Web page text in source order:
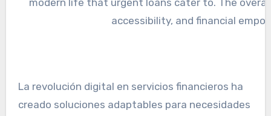
La revolución digital en servicios financieros ha
creado soluciones adaptables para necesidades